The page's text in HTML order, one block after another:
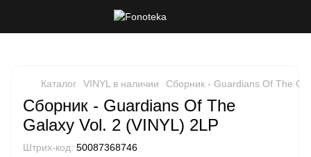
Каталог VINYL в наличии Сборник - Guardians Of The
Сборник - Guardians Of The
Galaxy Vol. 2 (VINYL) 2LP
Штрих-код: 50087368746